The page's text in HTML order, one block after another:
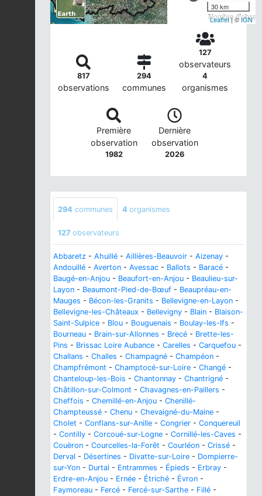
Nombre
30 km
Leaflet| ©IGN
817
observations
294
communes
127
observateurs
4
organismes
Première
observation
1982
Dernière
observation
2026
294 communes 4 organismes
127 observateurs
Abbaretz - Ahuillé - Aillières-Beauvoir - Aizenay -
Andouillé - Averton - Avessac - Ballots - Baracé -
Baugé-en-Anjou - Beaufort-en-Anjou - Beaulieu-sur-
Layon - Beaumont-Pied-de-Bœuf - Beaupréau-en-
Mauges - Bécon-les-Granits - Bellevigne-en-Layon -
Bellevigne-les-Châteaux - Bellevigny - Blain - Blaison-
Saint-Sulpice - Blou - Bouguenais - Boulay-les-Ifs -
Bourneau - Brain-sur-Allonnes - Brecé - Brette-les-
Pins - Brissac Loire Aubance - Carelles - Carquefou -
Challans - Challes - Champagné - Champéon -
Champfrémont - Champtocé-sur-Loire - Changé -
Chanteloup-les-Bois - Chantonnay - Chantrigné -
Châtillon-sur-Colmont - Chavagnes-en-Paillers -
Cheffois - Chemillé-en-Anjou - Chenillé-
Champteussé - Chenu - Chevaigné-du-Maine -
Cholet - Conflans-sur-Anille - Congrier - Conquereuil
- Contilly - Corcoué-sur-Logne - Cornillé-les-Caves -
Couëron - Courcelles-la-Forêt - Courléon - Crissé -
Derval - Désertines - Divatte-sur-Loire - Dompierre-
sur-Yon - Durtal - Entrammes - Épieds - Erbray -
Erdre-en-Anjou - Ernée - Étriché - Évron -
Faymoreau - Fercé - Fercé-sur-Sarthe - Fillé -